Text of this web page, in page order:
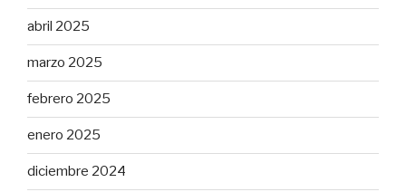
abril 2025
marzo 2025
febrero 2025
enero 2025
diciembre 2024